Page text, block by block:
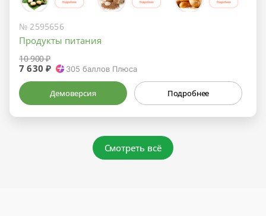
№ 2595656
Продукты питания
10 900 ₽
7 630 ₽ 305 баллов Плюса
Демоверсия Подробнее
Смотреть всё